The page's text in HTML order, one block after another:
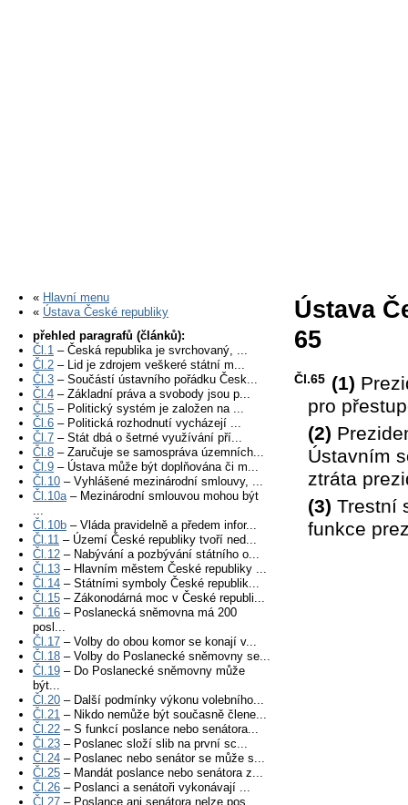
« Hlavní menu
« Ústava České republiky
přehled paragrafů (článků):
Čl.1 – Česká republika je svrchovaný, ...
Čl.2 – Lid je zdrojem veškeré státní m...
Čl.3 – Součástí ústavního pořádku Česk...
Čl.4 – Základní práva a svobody jsou p...
Čl.5 – Politický systém je založen na ...
Čl.6 – Politická rozhodnutí vycházejí ...
Čl.7 – Stát dbá o šetrné využívání pří...
Čl.8 – Zaručuje se samospráva územních...
Čl.9 – Ústava může být doplňována či m...
Čl.10 – Vyhlášené mezinárodní smlouvy, ...
Čl.10a– Mezinárodní smlouvou mohou být
...
Čl.10b – Vláda pravidelně a předem infor...
Čl.11 – Území České republiky tvoří ned...
Čl.12 – Nabývání a pozbývání státního o...
Čl.13 – Hlavním městem České republiky ...
Čl.14 – Státními symboly České republik...
Čl.15 – Zákonodárná moc v České republi...
Čl.16 – Poslanecká sněmovna má 200
posl...
Čl.17 – Volby do obou komor se konají v...
Čl.18 – Volby do Poslanecké sněmovny se...
Čl.19 – Do Poslanecké sněmovny může
být...
Čl.20 – Další podmínky výkonu volebního...
Čl.21 – Nikdo nemůže být současně člene...
Čl.22 – S funkcí poslance nebo senátora...
Čl.23 – Poslanec složí slib na první sc...
Čl.24 – Poslanec nebo senátor se může s...
Čl.25 – Mandát poslance nebo senátora z...
Čl.26 – Poslanci a senátoři vykonávají ...
Čl.27 – Poslance ani senátora nelze pos...
Ústava
65
Čl.65 (1)
pro
(2)
Ústavním
ztráta
(3) Trestní
funkce